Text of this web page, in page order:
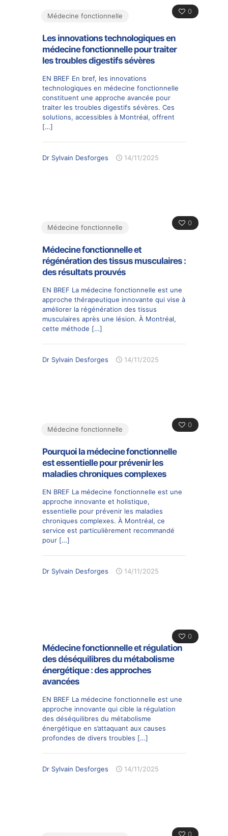
0
Médecine fonctionnelle
Les innovations technologiques en
médecine fonctionnelle pour traiter
les troubles digestifs sévères
EN BREF En bref, les innovations
technologiques en médecine fonctionnelle
constituent une approche avancée pour
traiter les troubles digestifs sévères. Ces
solutions, accessibles à Montréal, offrent
[…]
Dr Sylvain Desforges 14/11/2025
0
Médecine fonctionnelle
Médecine fonctionnelle et
régénération des tissus musculaires :
des résultats prouvés
EN BREF La médecine fonctionnelle est une
approche thérapeutique innovante qui vise à
améliorer la régénération des tissus
musculaires après une lésion. À Montréal,
cette méthode […]
Dr Sylvain Desforges 14/11/2025
0
Médecine fonctionnelle
Pourquoi la médecine fonctionnelle
est essentielle pour prévenir les
maladies chroniques complexes
EN BREF La médecine fonctionnelle est une
approche innovante et holistique,
essentielle pour prévenir les maladies
chroniques complexes. À Montréal, ce
service est particulièrement recommandé
pour […]
Dr Sylvain Desforges 14/11/2025
0
Médecine fonctionnelle et régulation
des déséquilibres du métabolisme
énergétique : des approches
avancées
EN BREF La médecine fonctionnelle est une
approche innovante qui cible la régulation
des déséquilibres du métabolisme
énergétique en s’attaquant aux causes
profondes de divers troubles […]
Dr Sylvain Desforges 14/11/2025
0